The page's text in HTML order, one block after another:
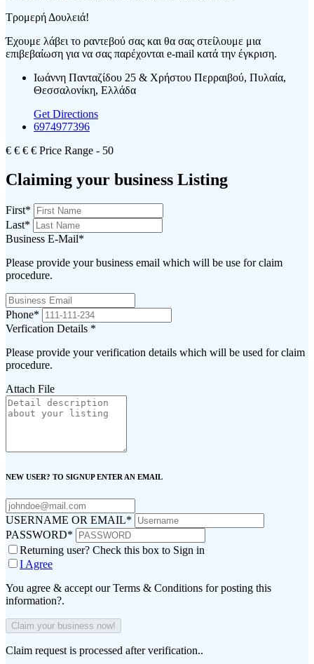
Τρομερή Δουλειά!
Έχουμε λάβει το ραντεβού σας και θα σας στείλουμε μια
επιβεβαίωση για να σας παρέχονται e-mail κατά την έγκριση.
Ιωάννη Πανταζίδου 25 & Χρήστου Περραιβού, Πυλαία,
Θεσσαλονίκη, Ελλάδα
Get Directions
6974977396
€ € € € Price Range - 50
Claiming your business Listing
First*
Last*
Business E-Mail*
Please provide your business email which will be use for claim
procedure.
Phone*
Verfication Details *
Please provide your verification details which will be used for claim
procedure.
Attach File
NEW USER? TO SIGNUP ENTER AN EMAIL
USERNAME OR EMAIL*
PASSWORD*
Returning user? Check this box to Sign in
I Agree
You agree & accept our Terms & Conditions for posting this
information?.
Claim request is processed after verification..